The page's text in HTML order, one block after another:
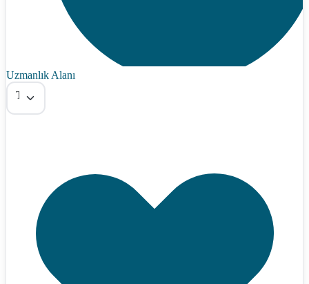
Uzmanlık Alanı
Tümü